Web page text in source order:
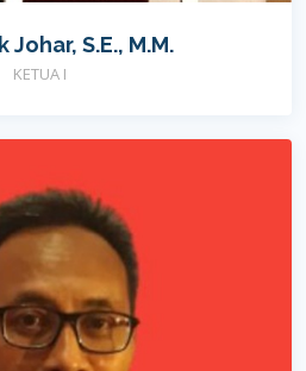
Johar, S.E., M.M.
KETUA I